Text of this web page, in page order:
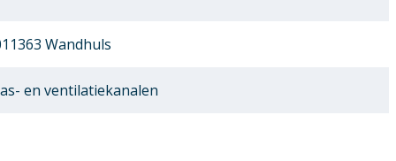
Wandhuls
en ventilatiekanalen